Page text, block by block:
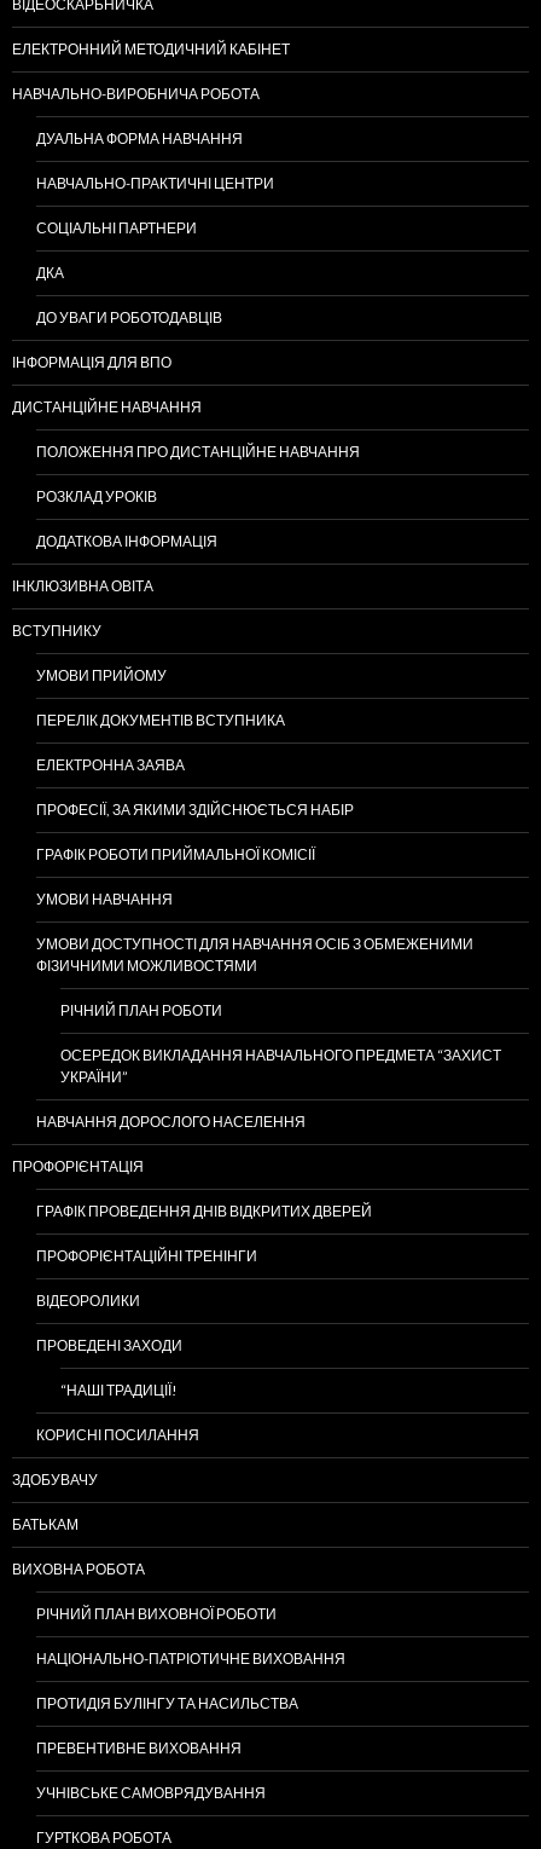
ВІДЕОСКАРБНИЧКА
ЕЛЕКТРОННИЙ МЕТОДИЧНИЙ КАБІНЕТ
НАВЧАЛЬНО-ВИРОБНИЧА РОБОТА
ДУАЛЬНА ФОРМА НАВЧАННЯ
НАВЧАЛЬНО-ПРАКТИЧНІ ЦЕНТРИ
СОЦІАЛЬНІ ПАРТНЕРИ
ДКА
ДО УВАГИ РОБОТОДАВЦІВ
ІНФОРМАЦІЯ ДЛЯ ВПО
ДИСТАНЦІЙНЕ НАВЧАННЯ
ПОЛОЖЕННЯ ПРО ДИСТАНЦІЙНЕ НАВЧАННЯ
РОЗКЛАД УРОКІВ
ДОДАТКОВА ІНФОРМАЦІЯ
ІНКЛЮЗИВНА ОВІТА
ВСТУПНИКУ
УМОВИ ПРИЙОМУ
ПЕРЕЛІК ДОКУМЕНТІВ ВСТУПНИКА
ЕЛЕКТРОННА ЗАЯВА
ПРОФЕСІЇ, ЗА ЯКИМИ ЗДІЙСНЮЄТЬСЯ НАБІР
ГРАФІК РОБОТИ ПРИЙМАЛЬНОЇ КОМІСІЇ
УМОВИ НАВЧАННЯ
УМОВИ ДОСТУПНОСТІ ДЛЯ НАВЧАННЯ ОСІБ З ОБМЕЖЕНИМИ
ФІЗИЧНИМИ МОЖЛИВОСТЯМИ
РІЧНИЙ ПЛАН РОБОТИ
ОСЕРЕДОК ВИКЛАДАННЯ НАВЧАЛЬНОГО ПРЕДМЕТА “ЗАХИСТ
УКРАЇНИ”
НАВЧАННЯ ДОРОСЛОГО НАСЕЛЕННЯ
ПРОФОРІЄНТАЦІЯ
ГРАФІК ПРОВЕДЕННЯ ДНІВ ВІДКРИТИХ ДВЕРЕЙ
ПРОФОРІЄНТАЦІЙНІ ТРЕНІНГИ
ВІДЕОРОЛИКИ
ПРОВЕДЕНІ ЗАХОДИ
“НАШІ ТРАДИЦІЇ!
КОРИСНІ ПОСИЛАННЯ
ЗДОБУВАЧУ
БАТЬКАМ
ВИХОВНА РОБОТА
РІЧНИЙ ПЛАН ВИХОВНОЇ РОБОТИ
НАЦІОНАЛЬНО-ПАТРІОТИЧНЕ ВИХОВАННЯ
ПРОТИДІЯ БУЛІНГУ ТА НАСИЛЬСТВА
ПРЕВЕНТИВНЕ ВИХОВАННЯ
УЧНІВСЬКЕ САМОВРЯДУВАННЯ
ГУРТКОВА РОБОТА